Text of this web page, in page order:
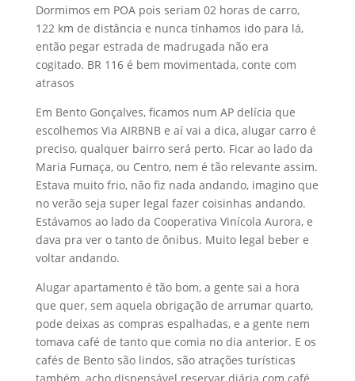
Dormimos em POA pois seriam 02 horas de carro,
122 km de distância e nunca tínhamos ido para lá,
então pegar estrada de madrugada não era
cogitado. BR 116 é bem movimentada, conte com
atrasos
Em Bento Gonçalves, ficamos num AP delícia que
escolhemos Via AIRBNB e aí vai a dica, alugar carro é
preciso, qualquer bairro será perto. Ficar ao lado da
Maria Fumaça, ou Centro, nem é tão relevante assim.
Estava muito frio, não fiz nada andando, imagino que
no verão seja super legal fazer coisinhas andando.
Estávamos ao lado da Cooperativa Vinícola Aurora, e
dava pra ver o tanto de ônibus. Muito legal beber e
voltar andando.
Alugar apartamento é tão bom, a gente sai a hora
que quer, sem aquela obrigação de arrumar quarto,
pode deixas as compras espalhadas, e a gente nem
tomava café de tanto que comia no dia anterior. E os
cafés de Bento são lindos, são atrações turísticas